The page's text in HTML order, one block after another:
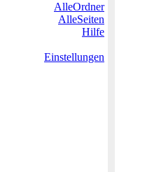
AlleOrdner
AlleSeiten
Hilfe
Einstellungen